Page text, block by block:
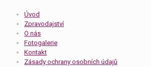
Úvod
Zpravodajství
O nás
Fotogalerie
Kontakt
Zásady ochrany osobních údajů